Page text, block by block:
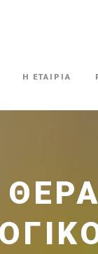
Η ΕΤΑΙΡΙΑ